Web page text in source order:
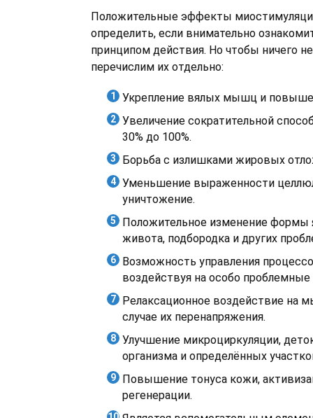
Положительные эффекты
определить, если внимательно
принципом действия. Но чтобы ничего
перечислим их отдельно:
Укрепление вялых мышц и
Увеличение сократительной
30% до 100%.
Борьба с излишками жировых
Уменьшение выраженности
уничтожение.
Положительное изменение формы
живота, подбородка и других
Возможность управления
воздействуя на особо
Релаксационное воздействие на
случае их перенапряжения.
Улучшение микроциркуляции,
организма и определённых
Повышение тонуса кожи,
регенерации.